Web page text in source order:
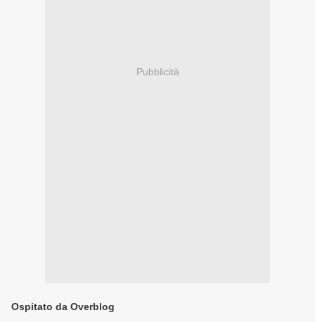
Pubblicità
Ospitato da Overblog